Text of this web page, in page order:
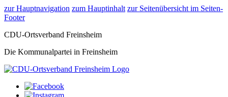
zur Hauptnavigation zum Hauptinhalt zur Seitenübersicht im Seiten-
Footer
CDU-Ortsverband Freinsheim
Die Kommunalpartei in Freinsheim